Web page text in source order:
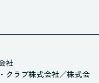
社
クラブ株式会社／株式会